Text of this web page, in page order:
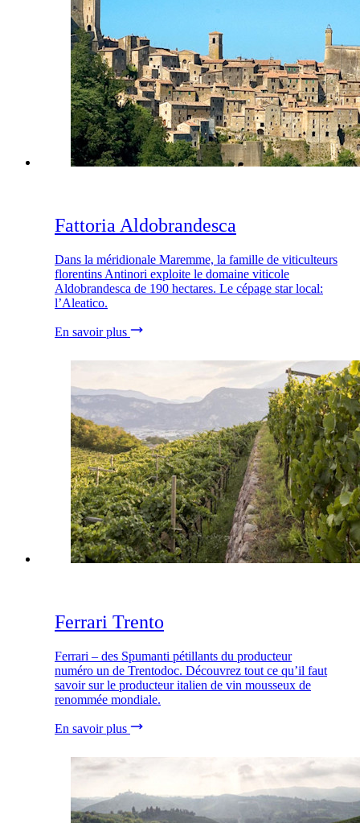
Fattoria Aldobrandesca
Dans la méridionale Maremme, la famille de viticulteurs
florentins Antinori exploite le domaine viticole
Aldobrandesca de 190 hectares. Le cépage star local:
l’Aleatico.
En savoir plus
Ferrari Trento
Ferrari – des Spumanti pétillants du producteur
numéro un de Trentodoc. Découvrez tout ce qu’il faut
savoir sur le producteur italien de vin mousseux de
renommée mondiale.
En savoir plus